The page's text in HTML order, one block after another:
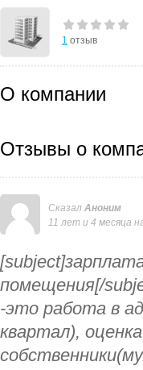
1 отзыв
О компании
Отзывы о
Сказал Аноним
11 лет и 4 месяца
помещения[/
-это работа в
квартал),